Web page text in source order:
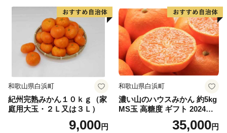
和歌山県白浜町
紀州完熟みかん１０ｋｇ（家
庭用大玉・２Ｌ又は３Ｌ）
9,000円
和歌山県白浜町
濃い山のハウスみかん 約5kg
MS玉 高糖度 ギフト 2024年7
35,000円